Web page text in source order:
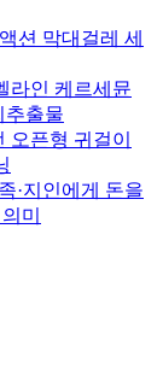
션 막대걸레 세
라인 케르세뮨
추출물
픈형 귀걸이
·지인에게 돈을
미